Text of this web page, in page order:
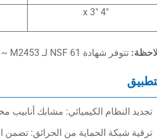
4″ x 3″
تتوفر شهادة NSF 61 لـ M2406 ~ M2453، باستثناء M2403، M2405، M2405، M2412.
تجديد النظام الكيميائي: مشابك